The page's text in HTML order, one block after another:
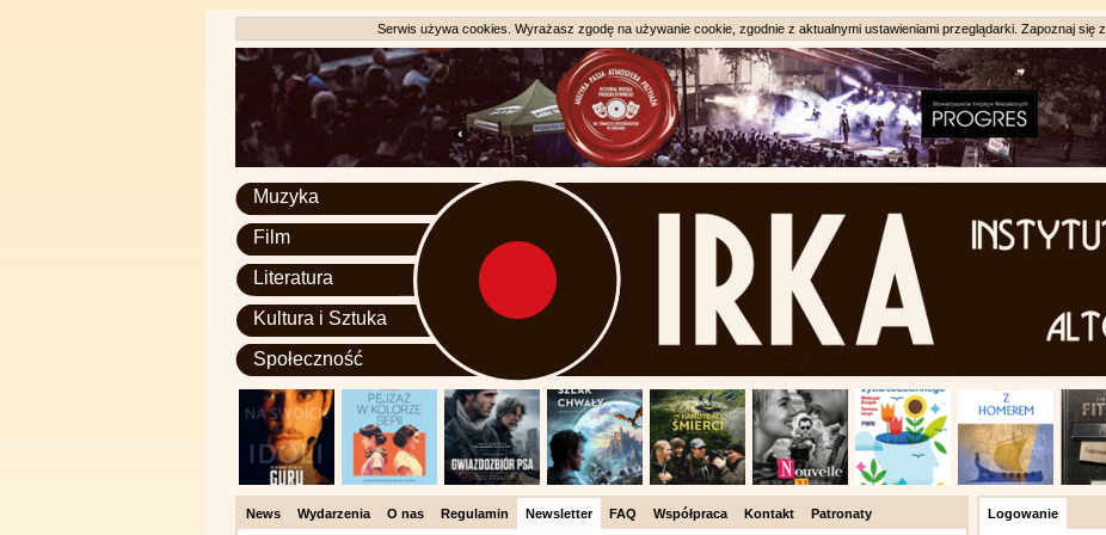
Serwis używa cookies. Wyrażasz zgodę na używanie cookie, zgodnie z aktualnymi ustawieniami przeglądarki. Zapoznaj się z
Muzyka
Film
Literatura
Kultura i Sztuka
Społeczność
News Wydarzenia O nas Regulamin Newsletter FAQ Współpraca Kontakt Patronaty Logowanie